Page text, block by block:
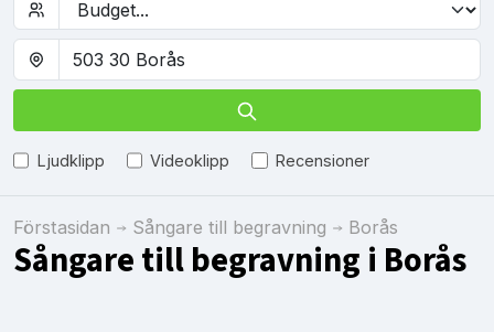
Ljudklipp Videoklipp Recensioner
Förstasidan Sångare till begravning Borås
Sångare till begravning i Borås